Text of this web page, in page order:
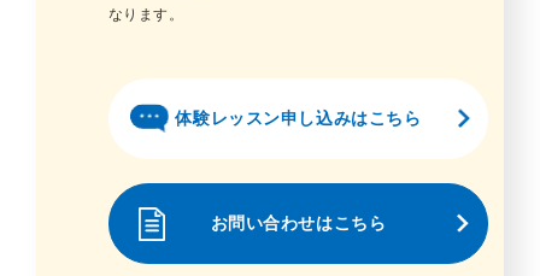
なります。
体験レッスン申し込みはこちら
お問い合わせはこちら